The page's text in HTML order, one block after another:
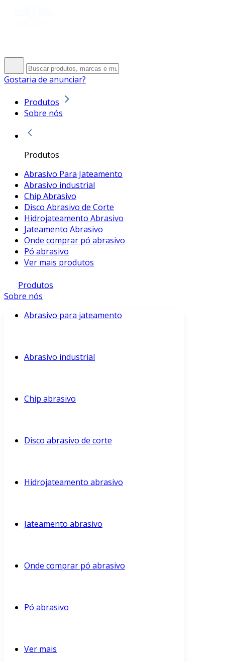
Gostaria de anunciar?
Produtos
Sobre nós
Produtos
Abrasivo Para Jateamento
Abrasivo industrial
Chip Abrasivo
Disco Abrasivo de Corte
Hidrojateamento Abrasivo
Jateamento Abrasivo
Onde comprar pó abrasivo
Pó abrasivo
Ver mais produtos
Produtos
Sobre nós
Abrasivo para jateamento
Abrasivo industrial
Chip abrasivo
Disco abrasivo de corte
Hidrojateamento abrasivo
Jateamento abrasivo
Onde comprar pó abrasivo
Pó abrasivo
Ver mais